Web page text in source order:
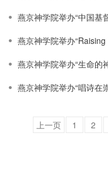
上一页 1 2